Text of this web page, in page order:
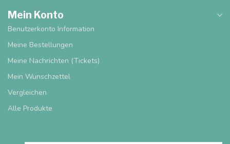
Mein Konto
Benutzerkonto Information
Meine Bestellungen
Meine Nachrichten (Tickets)
Mein Wunschzettel
Vergleichen
Alle Produkte